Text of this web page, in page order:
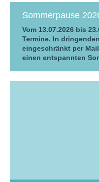
Sommerpause
Vom 13.07.2026 bis
Termine. In
eingeschränkt per
einen entspannten